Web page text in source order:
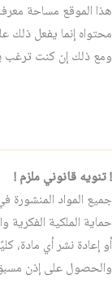
هذا الموقع مساحة
محتواه إنما يفعل ذلك
ومع ذلك إن كنت ترغب
! تنويه قانوني ملزم !
جميع المواد المنشورة
حماية الملكية الفكرية
أو إعادة نشر أي مادة،
والحصول على إذن